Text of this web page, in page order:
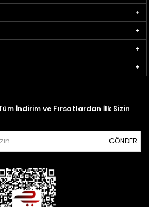
İndirim ve Fırsatlardan İlk Sizin
GÖNDER